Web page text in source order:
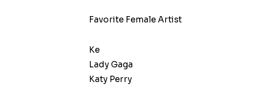
Favorite Female Artist
Ke
Lady Gaga
Katy Perry